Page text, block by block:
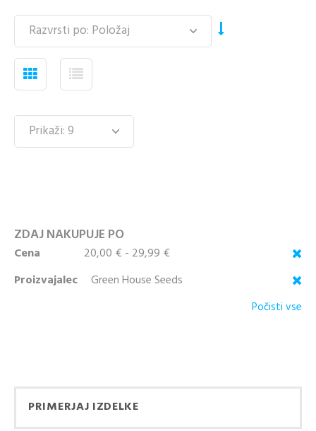
ZDAJ NAKUPUJE PO
Cena
20,00 € - 29,99 €
Proizvajalec
Green House Seeds
Počisti vse
PRIMERJAJ IZDELKE
veliko prednosti:
Ogled stanja
RAČUNA